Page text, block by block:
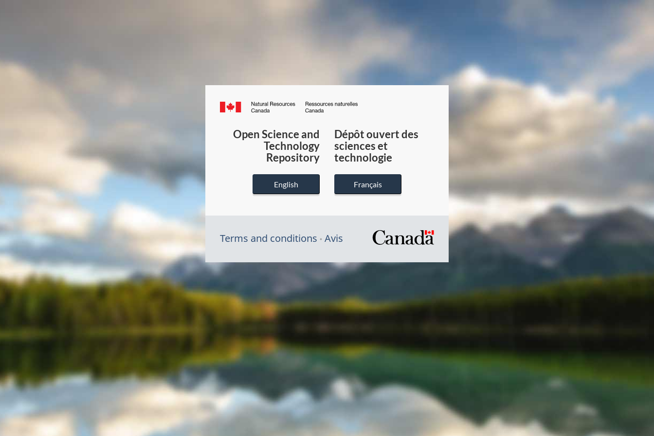
Canada.ca
du
Canada
Open Science and
Technology
Repository
English
Dépôt ouvert des
sciences et
technologie
Français
Terms and conditions Avis
/
gouvernement
du